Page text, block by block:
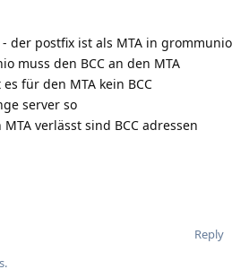
der postfix ist als MTA in grommunio
muss den BCC an den MTA
für den MTA kein BCC
server so
verlässt sind BCC adressen
Reply